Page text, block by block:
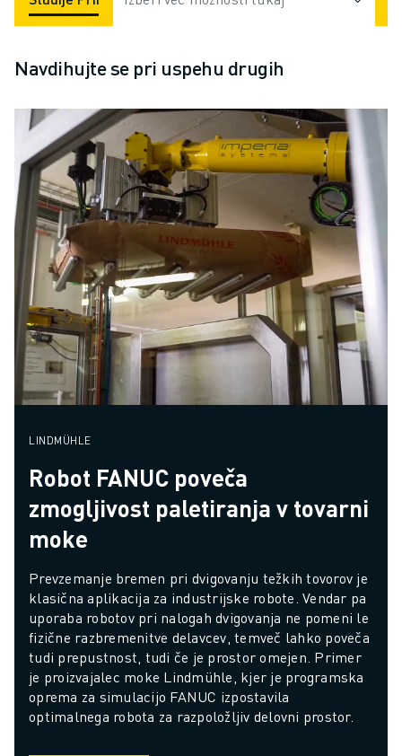
Navdihujte se pri uspehu drugih
LINDMÜHLE
Robot FANUC poveča
zmogljivost paletiranja v tovarni
moke
Prevzemanje bremen pri dvigovanju težkih tovorov je
klasična aplikacija za industrijske robote. Vendar pa
uporaba robotov pri nalogah dvigovanja ne pomeni le
fizične razbremenitve delavcev, temveč lahko poveča
tudi prepustnost, tudi če je prostor omejen. Primer
je proizvajalec moke Lindmühle, kjer je programska
oprema za simulacijo FANUC izpostavila
optimalnega robota za razpoložljiv delovni prostor.